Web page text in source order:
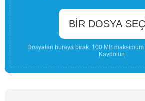
BIR DOSYA
Dosyaları buraya bırak. 100 MB
Kaydolun